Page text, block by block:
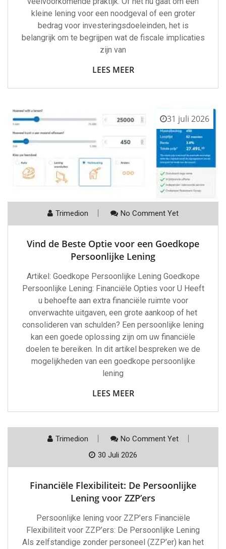
kleine lening voor een noodgeval of een groter
bedrag voor investeringsdoeleinden, het is
belangrijk om te begrijpen wat de fiscale implicaties
zijn van
LEES MEER
31 juli 2026
Trimedion No Comment Yet
Vind de Beste Optie voor een Goedkope
Persoonlijke Lening
Artikel: Goedkope Persoonlijke Lening Goedkope
Persoonlijke Lening: Financiële Opties voor U Heeft
u behoefte aan extra financiële ruimte voor
onverwachte uitgaven, een grote aankoop of het
consolideren van schulden? Een persoonlijke lening
kan een goede oplossing zijn om uw financiële
doelen te bereiken. In dit artikel bespreken we de
mogelijkheden van een goedkope persoonlijke
lening
LEES MEER
Trimedion
No Comment Yet
30 Juli 2026
Financiële Flexibiliteit: De Persoonlijke
Lening voor ZZP’ers
Persoonlijke lening voor ZZP’ers Financiële
Flexibiliteit voor ZZP’ers: De Persoonlijke Lening
Als zelfstandige zonder personeel (ZZP’er) kan het